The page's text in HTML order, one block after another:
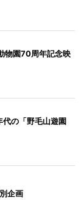
物園70周年記念映
の「野毛山遊園
企画